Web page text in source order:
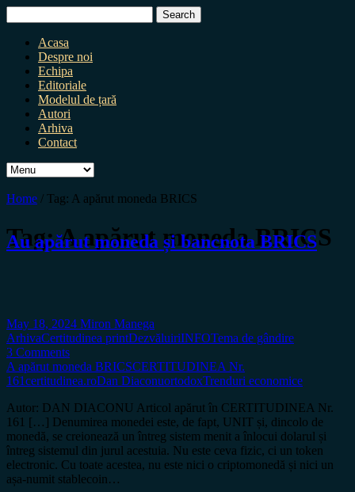
for:
Acasa
Despre noi
Echipa
Editoriale
Modelul de țară
Autori
Arhiva
Contact
Home / Tag: A apărut moneda BRICS
Tag:A apărut moneda BRICS
Au apărut moneda și bancnota BRICS
May 18, 2024 Miron Manega
ArhivaCertitudinea printDezvăluiriINFOTema de gândire
3 Comments
A apărut moneda BRICSCERTITUDINEA Nr.
161certitudinea.roDan DiaconuortodoxTrenduri economice
Autor: DAN DIACONU Articol apărut în CERTITUDINEA Nr.
161 […] Denumirea monedei este, de fapt, UNIT și, dincolo de
monedă, se creionează un întreg sistem menit a înlocui dolarul și
întreg sistemul din jurul acestuia. Nu este ceva fizic, ci un token
electronic. Cu toate acestea, nu este nici o criptomonedă și nici un
așa-numit stablecoin…